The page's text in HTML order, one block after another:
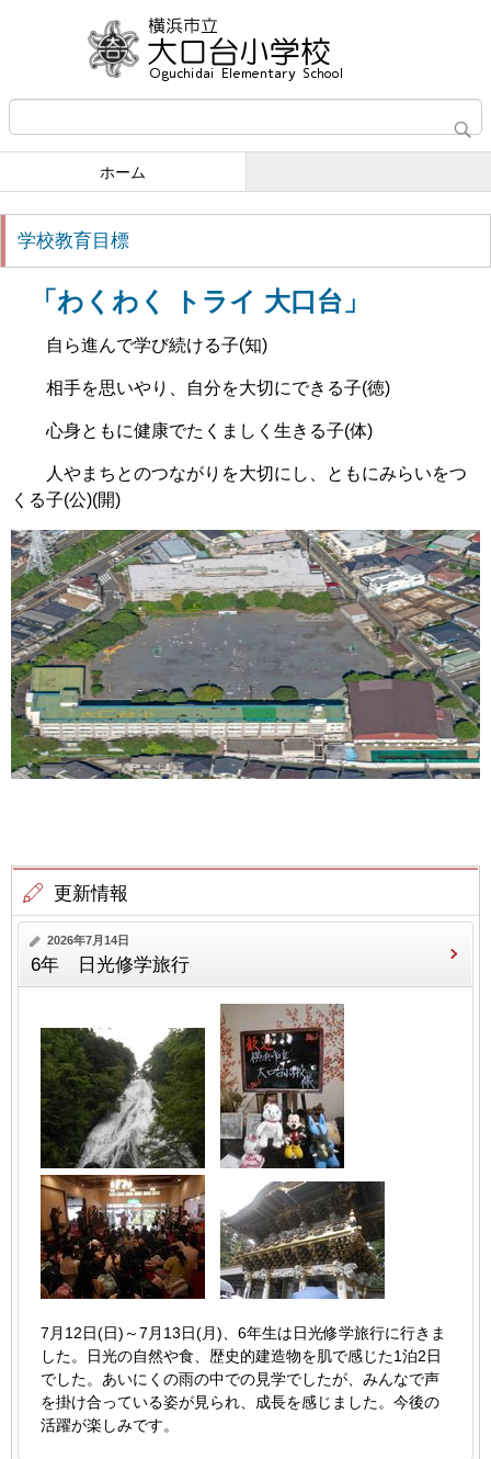
ホーム
学校教育目標
「わくわく トライ 大口台」
自ら進んで学び続ける子(知)
相手を思いやり、自分を大切にできる子(徳)
心身ともに健康でたくましく生きる子(体)
人やまちとのつながりを大切にし、ともにみらいをつ
くる子(公)(開)
更新情報
2026年7月14日
6年 日光修学旅行
7月12日(日)～7月13日(月)、6年生は日光修学旅行に行きま
した。日光の自然や食、歴史的建造物を肌で感じた1泊2日
でした。あいにくの雨の中での見学でしたが、みんなで声
を掛け合っている姿が見られ、成長を感じました。今後の
活躍が楽しみです。